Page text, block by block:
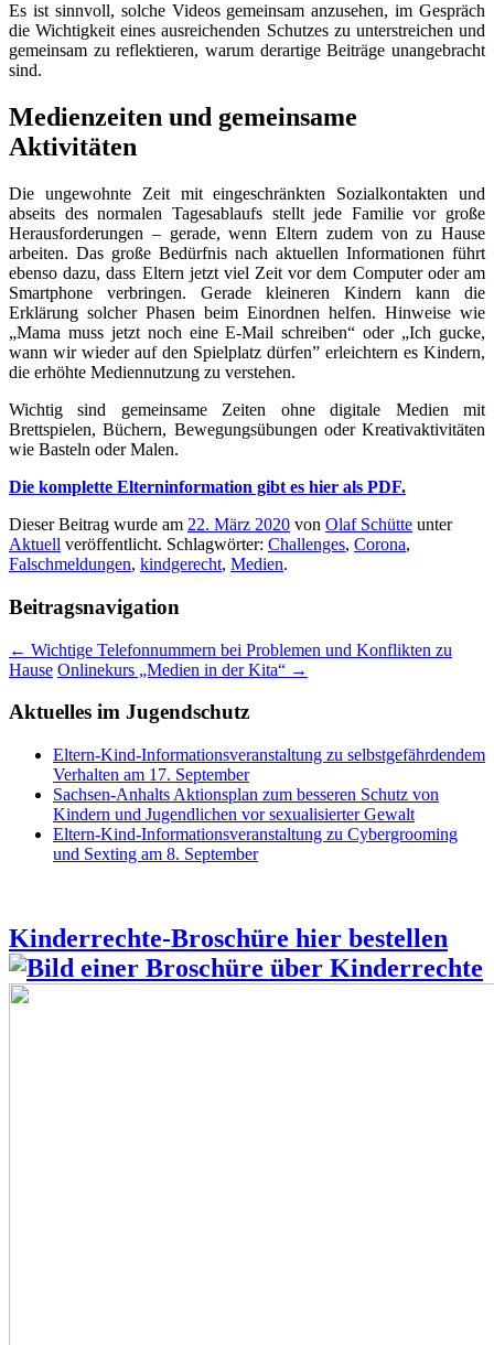
Es ist sinnvoll, solche Videos gemeinsam anzusehen, im Gespräch
die Wichtigkeit eines ausreichenden Schutzes zu unterstreichen und
gemeinsam zu reflektieren, warum derartigeBeiträge unangebracht
sind.
Medienzeiten und gemeinsame
Aktivitäten
Die ungewohnte Zeit mit eingeschränkten Sozialkontakten und
abseits des normalen Tagesablaufs stellt jede Familie vor große
Herausforderungen – gerade, wenn Eltern zudem von zu Hause
arbeiten. Das große Bedürfnis nach aktuellen Informationen führt
ebenso dazu, dass Eltern jetzt viel Zeit vor dem Computer oder am
Smartphone verbringen. Gerade kleineren Kindern kann die
Erklärung solcher Phasen beim Einordnen helfen. Hinweise wie
„Mama muss jetzt noch eine E-Mail schreiben“ oder „Ich gucke,
wann wir wieder auf den Spielplatz dürfen” erleichtern es Kindern,
die erhöhte Mediennutzung zu verstehen.
Wichtig sind gemeinsame Zeiten ohne digitale Medien mit
Brettspielen, Büchern, Bewegungsübungen oder Kreativaktivitäten
wie Basteln oder Malen.
Die komplette Elterninformation gibt es hier als PDF.
Dieser Beitrag wurde am 22. März 2020 von Olaf Schütte unter
Aktuell veröffentlicht. Schlagwörter: Challenges, Corona,
Falschmeldungen, kindgerecht, Medien.
Beitragsnavigation
← Wichtige Telefonnummern bei Problemen und Konflikten zu
Hause Onlinekurs „Medien in der Kita“ →
Aktuelles im Jugendschutz
Eltern-Kind-Informationsveranstaltung zu selbstgefährdendem
Verhalten am 17. September
Sachsen-Anhalts Aktionsplan zum besseren Schutz von
Kindern und Jugendlichen vor sexualisierter Gewalt
Eltern-Kind-Informationsveranstaltung zu Cybergrooming
und Sexting am 8. September
Kinderrechte-Broschüre hier bestellen